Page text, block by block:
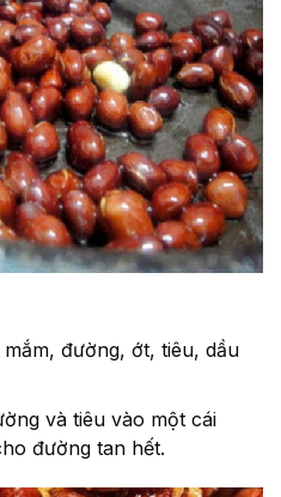
đường, ớt, tiêu, dầu
và tiêu vào một cái
đường tan hết.